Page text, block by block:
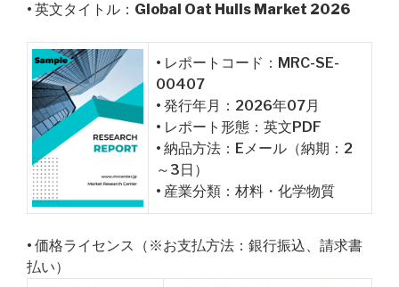
• 英文タイトル： Global Oat Hulls Market 2026
• レポートコード：MRC-SE-
00407
• 発行年月：2026年07月
• レポート形態：英文PDF
• 納品方法：Eメール（納期：2
～3日）
• 産業分類：材料・化学物質
• 価格ライセンス（※お支払方法：銀行振込、請求書
払い）